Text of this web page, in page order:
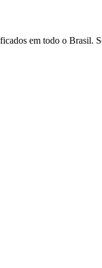
em todo o Brasil.